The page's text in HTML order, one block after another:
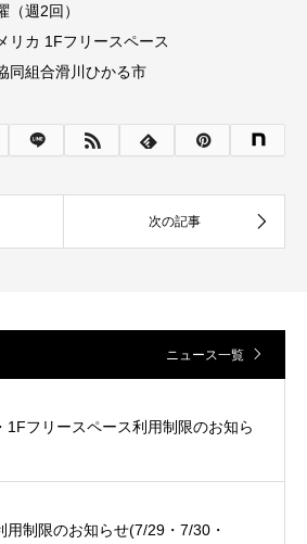
週2回）
リカ 1Fフリースペース
同組合滑川ひかる市
ニュース一覧
1Fフリースペース利用制限のお知ら
用制限のお知らせ(7/29・7/30・